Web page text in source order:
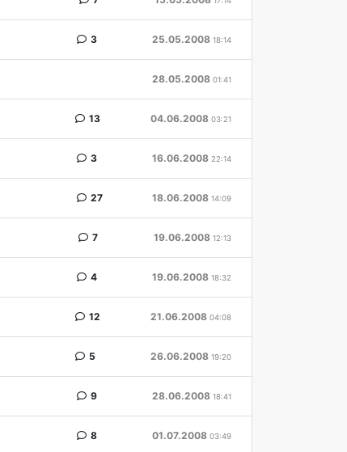
3 25.05.200818:14
28.05.200801:41
13 04.06.200803:21
3 16.06.200822:14
27 18.06.200814:09
7 19.06.200812:13
4 19.06.200818:32
12 21.06.200804:08
5 26.06.200819:20
9 28.06.200818:41
8 01.07.200803:49